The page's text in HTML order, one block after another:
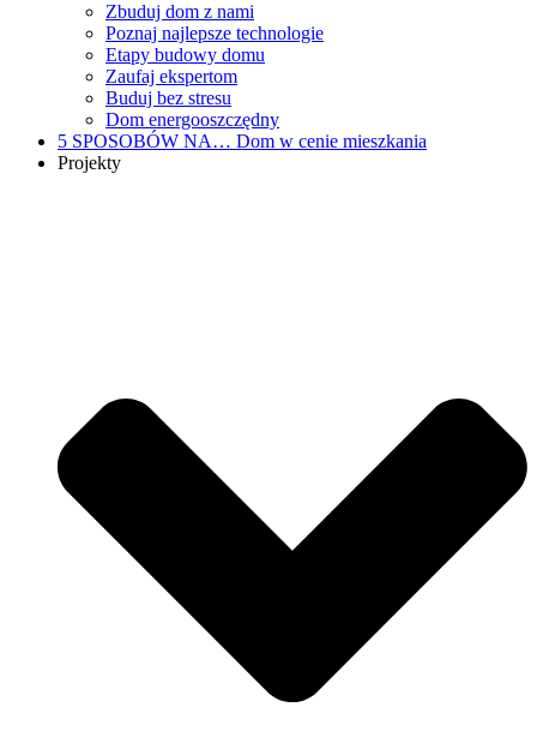
Zbuduj dom z nami
Poznaj najlepsze technologie
Etapy budowy domu
Zaufaj ekspertom
Buduj bez stresu
Dom energooszczędny
5 SPOSOBÓW NA… Dom w cenie mieszkania
Projekty